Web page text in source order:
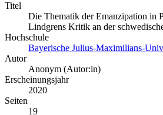
Titel
Die Thematik der Emanzipation in
Lindgrens Kritik an der
Hochschule
Bayerische Julius-Maximilians-
Autor
Anonym (Autor:in)
Erscheinungsjahr
2020
Seiten
19